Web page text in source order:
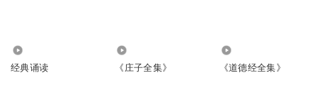
经典诵读 《庄子全集》 《道德经全集》